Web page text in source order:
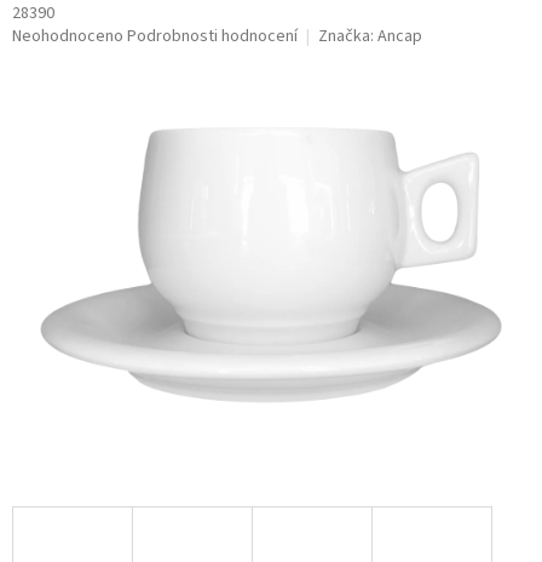
28390
Průměrné
Neohodnoceno Podrobnosti hodnocení Značka: Ancap